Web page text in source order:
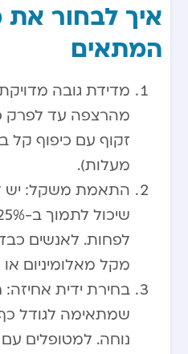
איך לבחור
המתאים
מדידת גובה
מהרצפה עד לפרק
מעלות).
התאמת משקל: יש
לפחות. לאנשים
מקל מאלומיניום או
בחירת ידית
שמתאימה לגודל
נוחה. למטופלים